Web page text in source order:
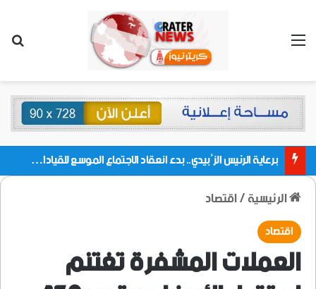
القائمة
برعاية الرئيس الزُبيدي.. بدء انعقاد الاجتماع الموسع للقيادات المحلية بالعاصمة ولمديريات وكتل مجلس العموم ومنسقيات الجامعة بالعاصمة عدن
الرئيسية/اقتصاد
اقتصاد
العملات المشفرة تغتنم